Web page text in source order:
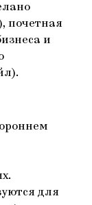
почетная
и
для